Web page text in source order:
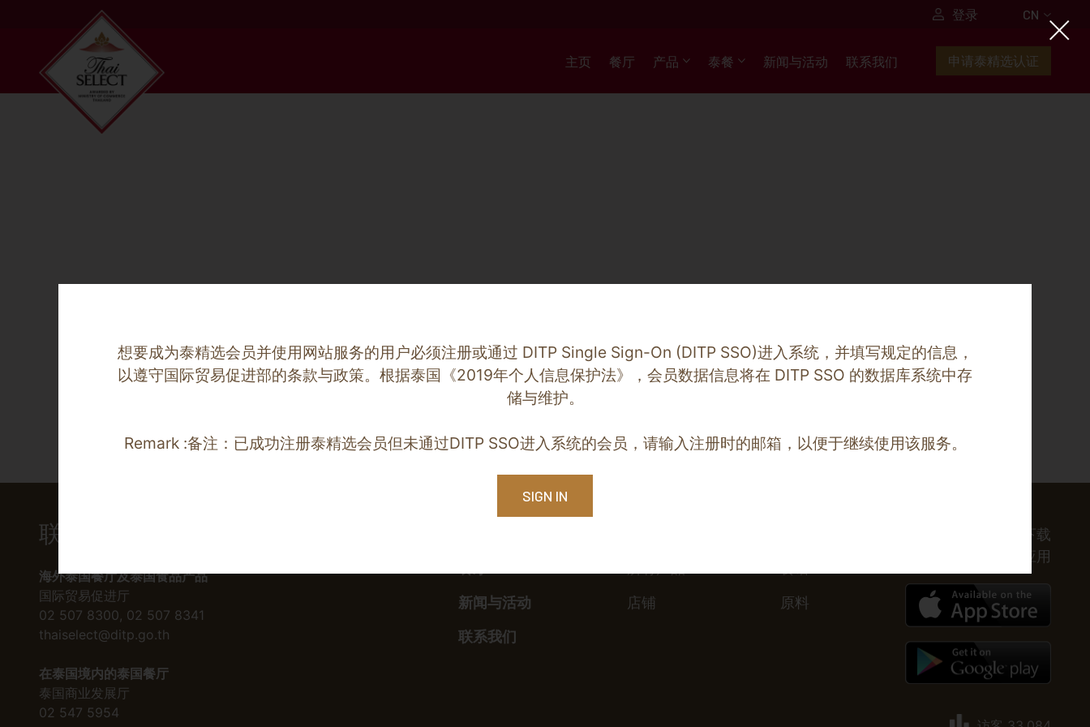
登录 CN
主页 餐厅 产品
店铺
泰餐
原料
新闻与活动 联系我们 申请泰精选认证
想要成为泰精选会员并使用网站服务的用户必须注册或通过 DITP Single Sign-On (DITP SSO)进入系统，并填写规定的信息，
以遵守国际贸易促进部的条款与政策。根据泰国《2019年个人信息保护法》，会员数据信息将在 DITP SSO 的数据库系统中存
储与维护。
Remark :备注：已成功注册泰精选会员但未通过DITP SSO进入系统的会员，请输入注册时的邮箱，以便于继续使用该服务。
SIGN IN
联系我们
海外泰国餐厅及泰国食品产品
国际贸易促进厅
02 507 8300, 02 507 8341
thaiselect@ditp.go.th
在泰国境内的泰国餐厅
泰国商业发展厅
02 547 5954
新闻与活动
联系我们
店铺
原料
下载
下载泰精选应用